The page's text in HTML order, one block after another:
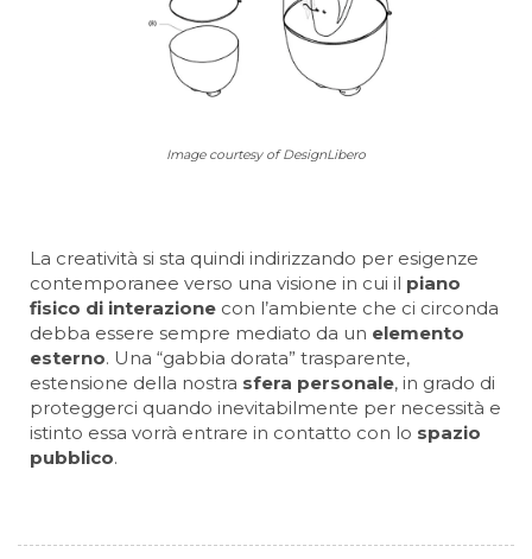
Image courtesy of DesignLibero
La creatività si sta quindi indirizzando per esigenze
contemporanee verso una visione in cui il piano
fisico di interazione con l’ambiente che ci circonda
debba essere sempre mediato da un elemento
esterno. Una “gabbia dorata” trasparente,
estensione della nostra sfera personale, in grado di
proteggerci quando inevitabilmente per necessità e
istinto essa vorrà entrare in contatto con lo spazio
pubblico.